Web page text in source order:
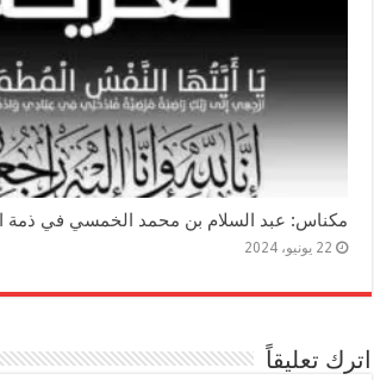
مكناس: عبد السلام بن محمد الخمسي في ذمة
22 يونيو، 2024
اترك تعليقاً